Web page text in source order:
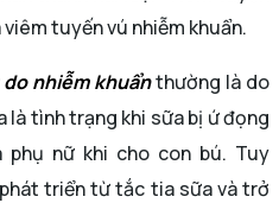
tuyến vú nhiễm khuẩn.
nhiễm khuẩnthường là do
tình trạng khi sữa bị ứ đọng
nữ khi cho con bú. Tuy
triển từ tắc tia sữa và trở